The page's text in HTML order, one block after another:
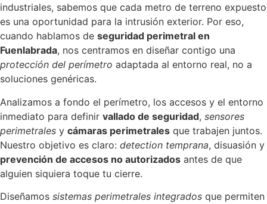
industriales, sabemos que cada metro de terreno expuesto
es una oportunidad para la intrusión exterior. Por eso,
cuando hablamos de seguridad perimetral en
Fuenlabrada, nos centramos en diseñar contigo una
protección del perímetro adaptada al entorno real, no a
soluciones genéricas.
Analizamos a fondo el perímetro, los accesos y el entorno
inmediato para definir vallado de seguridad, sensores
perimetrales y cámaras perimetrales que trabajen juntos.
Nuestro objetivo es claro: detection temprana, disuasión y
prevención de accesos no autorizados antes de que
alguien siquiera toque tu cierre.
Diseñamos sistemas perimetrales integrados que permiten